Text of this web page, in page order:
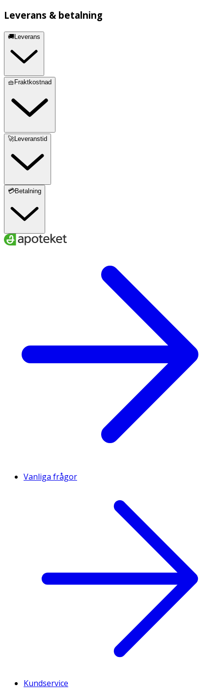
Leverans & betalning
🚚Leverans
🧺Fraktkostnad
🚀Leveranstid
💳Betalning
Vanliga frågor
Kundservice